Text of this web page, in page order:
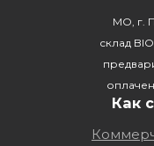
МО, г.
склад
Как